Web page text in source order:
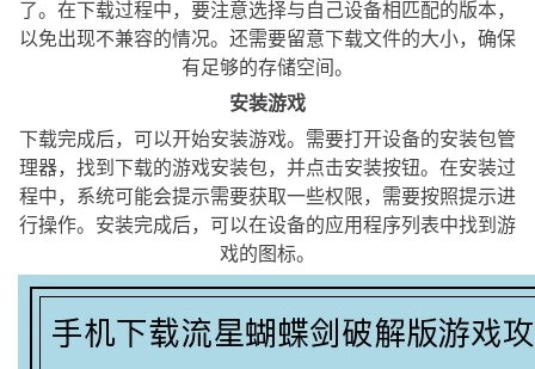
了。在下载过程中，要注意选择与自己设备相匹配的版本，
以免出现不兼容的情况。还需要留意下载文件的大小，确保
有足够的存储空间。
安装游戏
下载完成后，可以开始安装游戏。需要打开设备的安装包管
理器，找到下载的游戏安装包，并点击安装按钮。在安装过
程中，系统可能会提示需要获取一些权限，需要按照提示进
行操作。安装完成后，可以在设备的应用程序列表中找到游
戏的图标。